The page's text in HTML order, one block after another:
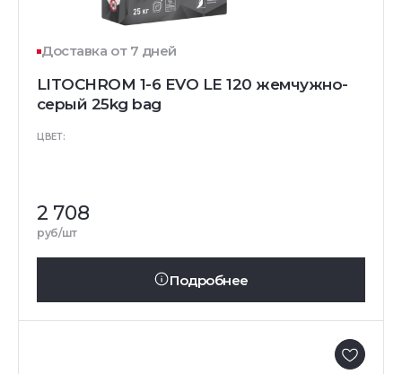
Доставка от 7 дней
LITOCHROM 1-6 EVO LE 120 жемчужно-
серый 25kg bag
ЦВЕТ:
2 708
руб/шт
Подробнее